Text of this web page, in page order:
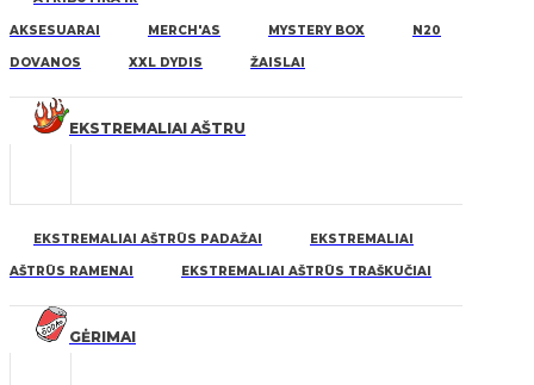
AKSESUARAI MERCH'AS MYSTERY BOX N20
DOVANOS XXL DYDIS ŽAISLAI
EKSTREMALIAI AŠTRU
EKSTREMALIAI AŠTRŪS PADAŽAI EKSTREMALIAI
AŠTRŪS RAMENAI EKSTREMALIAI AŠTRŪS TRAŠKUČIAI
GĖRIMAI